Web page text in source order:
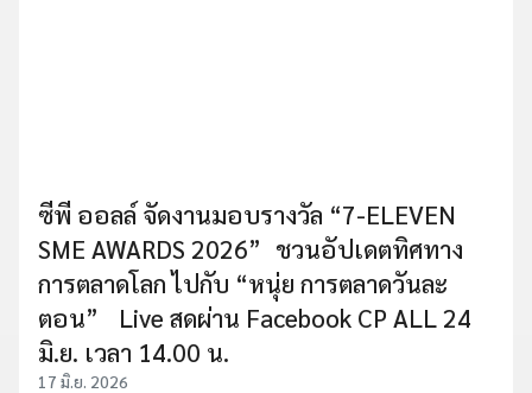
ซีพี ออลล์ จัดงานมอบรางวัล “7-ELEVEN
SME AWARDS 2026” ชวนอัปเดตทิศทาง
การตลาดโลก ไปกับ “หนุ่ย การตลาดวันละ
ตอน” Live สดผ่าน Facebook CP ALL 24
มิ.ย. เวลา 14.00 น.
17 มิ.ย. 2026